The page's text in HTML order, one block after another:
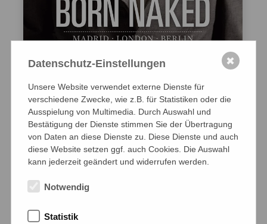
Auf DVD
BORN NAKED
ein Film von Andrea Esteban
Deutschland /Spanien/UK 2014, 74 Minuten,
teilweise deutschen Untertiteln
FSK 0
Datenschutz-Einstellungen
Unsere Website verwendet externe Dienste für
verschiedene Zwecke, wie z.B. für Statistiken oder die
Ausspielung von Multimedia. Durch Auswahl und
Bestätigung der Dienste stimmen Sie der Übertragung
von Daten an diese Dienste zu. Diese Dienste und auch
diese Website setzen ggf. auch Cookies. Die Auswahl
kann jederzeit geändert und widerrufen werden.
Notwendig
Statistik
✖